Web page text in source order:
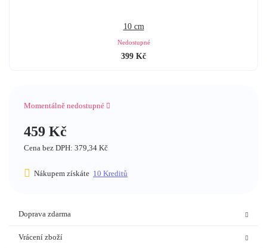
10 cm
Nedostupné
399 Kč
Momentálně nedostupné
459 Kč
Cena bez DPH: 379,34 Kč
Nákupem získáte 10 Kreditů
Doprava zdarma
Vrácení zboží